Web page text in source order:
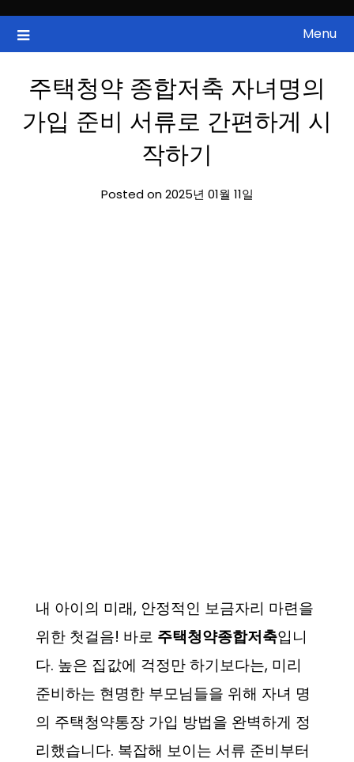
content
ZAN 주식정보
국내증시, 해외증시, 급등주, 낙폭과대, 골든크로스, 상한가, 하한가 등
의 주식 정보.
Menu
주택청약 종합저축 자녀명의
가입 준비 서류로 간편하게 시
작하기
Posted on 2025년 01월 11일
내 아이의 미래, 안정적인 보금자리 마련을
위한 첫걸음! 바로 주택청약종합저축입니
다. 높은 집값에 걱정만 하기보다는, 미리
준비하는 현명한 부모님들을 위해 자녀 명
의 주택청약통장 가입 방법을 완벽하게 정
리했습니다. 복잡해 보이는 서류 준비부터